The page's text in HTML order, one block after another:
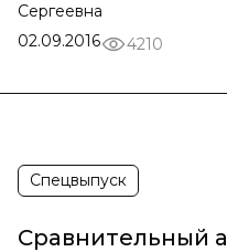
Сергеевна
02.09.2016
4210
Спецвыпуск
Сравнительный